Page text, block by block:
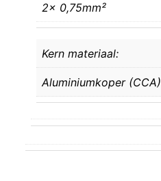
2x 0,75mm²
Kern materiaal:
Aluminiumkoper (CCA)